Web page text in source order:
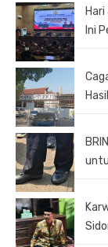
Ini